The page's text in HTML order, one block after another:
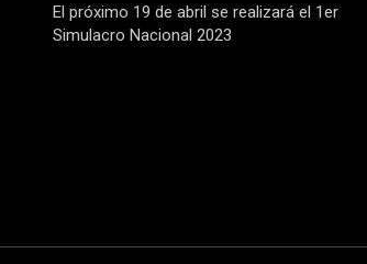
El próximo 19 de abril se realizará el 1er
Simulacro Nacional 2023